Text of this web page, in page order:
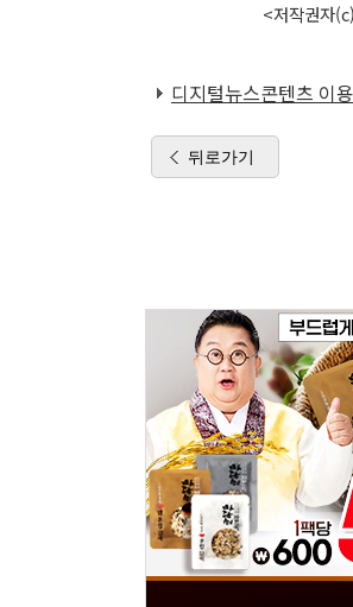
<저작권자
디지털뉴스콘텐츠 이
뒤로가기